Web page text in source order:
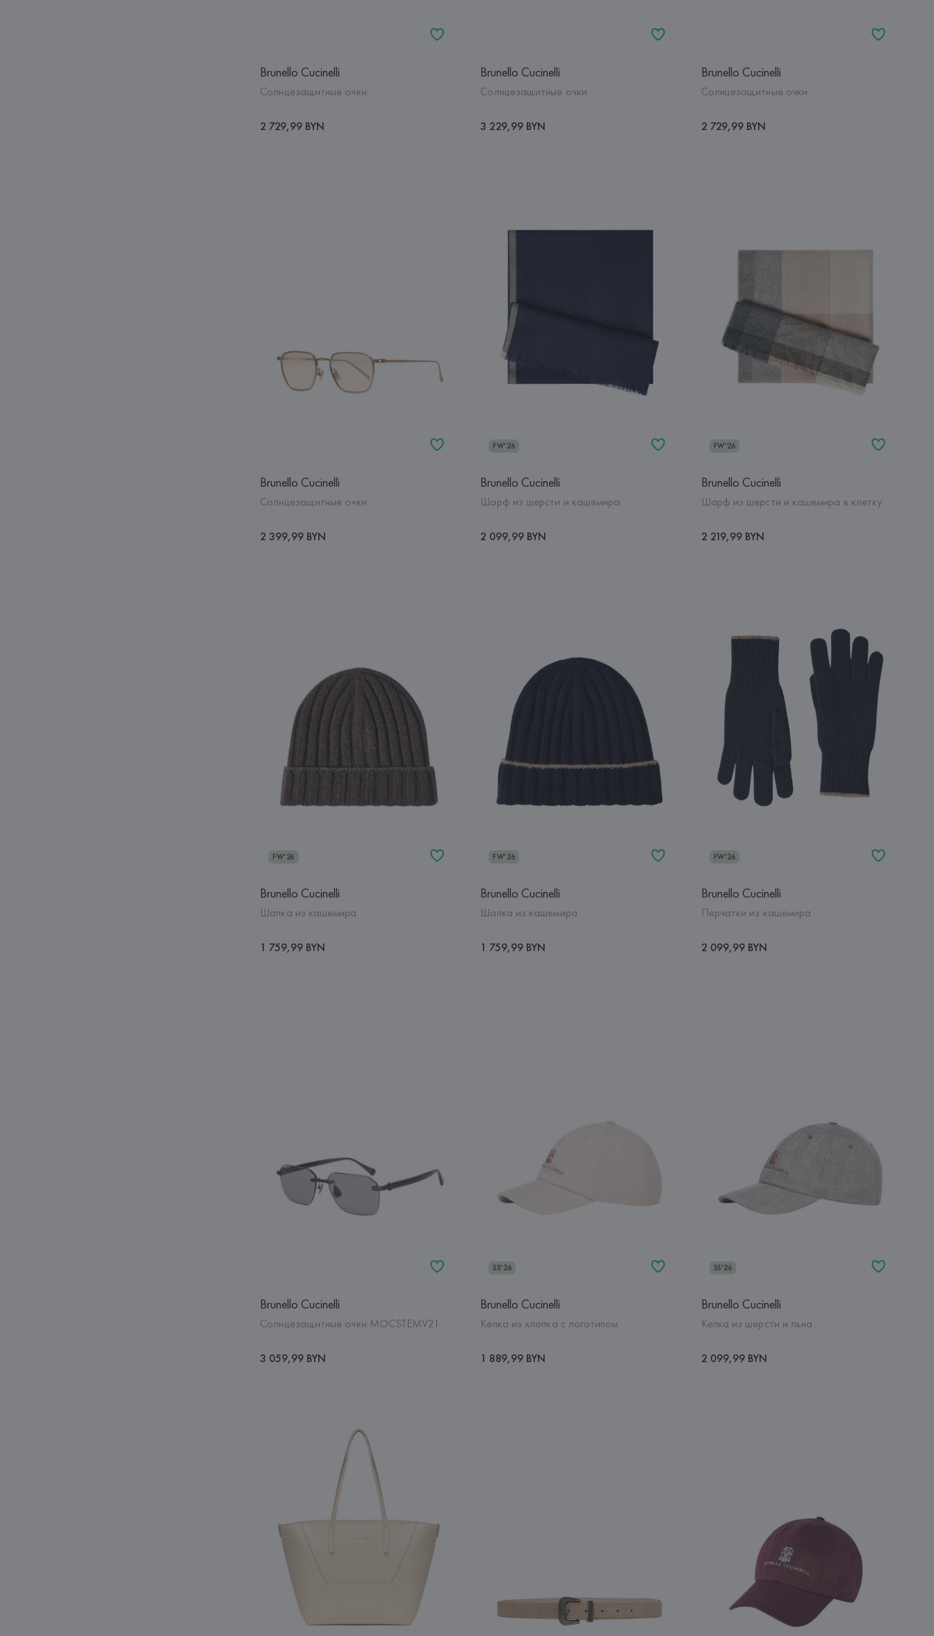
Brunello Cucinelli
Солнцезащитные очки
2 729,99 BYN
Brunello Cucinelli
Солнцезащитные очки
3 229,99 BYN
Brunello Cucinelli
Солнцезащитные очки
2 729,99 BYN
Brunello Cucinelli
Солнцезащитные очки
2 399,99 BYN
FW'26
Brunello Cucinelli
Шарф из шерсти и кашемира
2 099,99 BYN
FW'26
Brunello Cucinelli
Шарф из шерсти и кашемира в клетку
2 219,99 BYN
FW'26
Brunello Cucinelli
Шапка из кашемира
1 759,99 BYN
FW'26
Brunello Cucinelli
Шапка из кашемира
1 759,99 BYN
FW'26
Brunello Cucinelli
Перчатки из кашемира
2 099,99 BYN
Brunello Cucinelli
Солнцезащитные очки MOCSTEMV21
3 059,99 BYN
SS'26
Brunello Cucinelli
Кепка из хлопка с логотипом
1 889,99 BYN
SS'26
Brunello Cucinelli
Кепка из шерсти и льна
2 099,99 BYN